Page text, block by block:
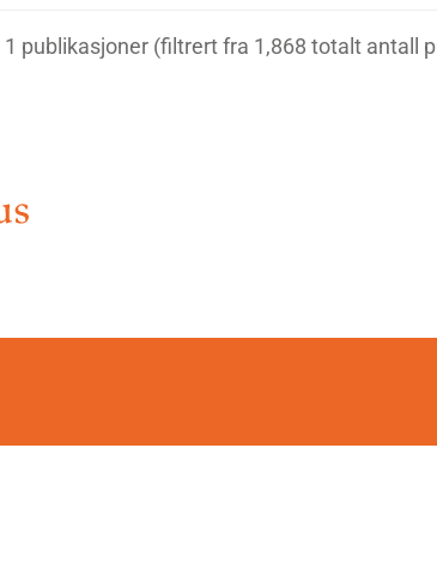
1 publikasjoner (filtrert fra 1,868 totalt antall